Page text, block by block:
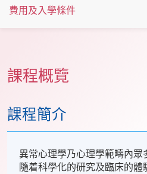
費用及入學條件
課程概覽
課程簡介
異常心理學乃心理學範疇內眾
隨着科學化的研究及臨床的體